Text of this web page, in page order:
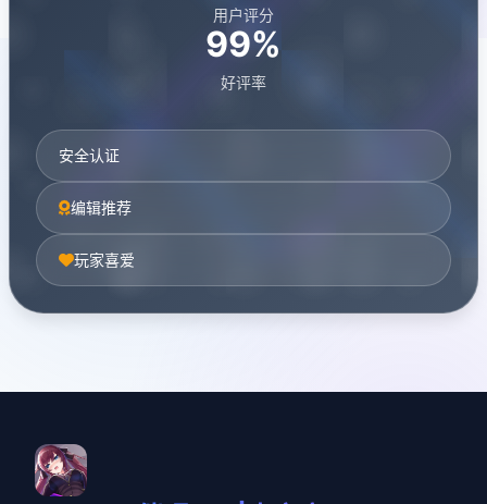
用户评分
99%
好评率
安全认证
编辑推荐
玩家喜爱